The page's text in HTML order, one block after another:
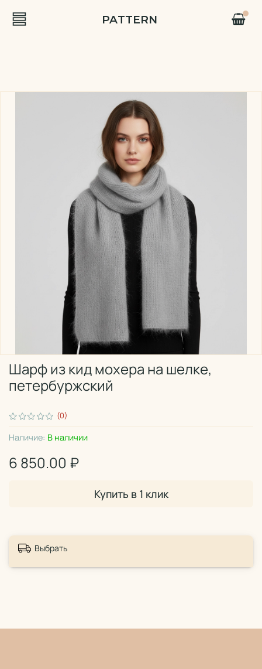
PATTERN
(0)
Наличие: В наличии
Шарф из кид мохера на шелке,
петербуржский
6 850.00 ₽
Купить в 1 клик
Выбрать